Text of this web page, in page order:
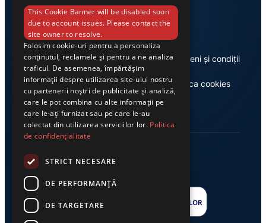
Link-uri utile
Despre noi
Casa de editură Exclusiv
Termeni și condiții
Politica cookies
This Cookie Banner will be disabled soon
due to account issues. Please contact the
site owner to resolve.
Folosim cookie-uri pentru a personaliza
conținutul, reclamele și pentru a ne analiza
traficul. De asemenea, împărtășim
informații despre utilizarea site-ului nostru
cu partenerii noștri de publicitate și analiză,
care le pot combina cu alte informații pe
care le-ați furnizat sau pe care le-au
colectat din utilizarea serviciilor lor. Politica
de confidențialitate
STRICT NECESARE
DE PERFORMANȚĂ
DE TARGETARE